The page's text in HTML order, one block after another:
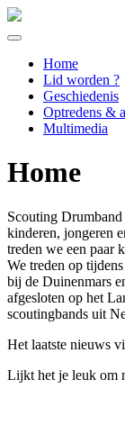
Home
Lid worden ?
Geschiedenis
Optredens &
Multimedia
Home
Scouting
kinderen, jongeren
treden we een paar
We treden op
bij de Duinenmars
afgesloten op het
scoutingbands uit
Het laatste nieuws
Lijkt het je leuk om